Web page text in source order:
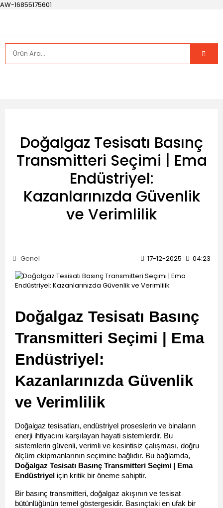
AW-16855175601
Doğalgaz Tesisatı Basınç
Transmitteri Seçimi | Ema
Endüstriyel:
Kazanlarınızda Güvenlik
ve Verimlilik
Genel 17-12-2025 04:23
Doğalgaz Tesisatı Basınç
Transmitteri Seçimi | Ema
Endüstriyel:
Kazanlarınızda Güvenlik
ve Verimlilik
Doğalgaz tesisatları, endüstriyel proseslerin ve binaların
enerji ihtiyacını karşılayan hayati sistemlerdir. Bu
sistemlerin güvenli, verimli ve kesintisiz çalışması, doğru
Doğalgaz Tesisatı Basınç Transmitteri Seçimi | Ema
Endüstriyel için kritik bir öneme sahiptir.
Bir basınç transmitteri, doğalgaz akışının ve tesisat
bütünlüğünün temel göstergesidir. Basınçtaki en ufak bir